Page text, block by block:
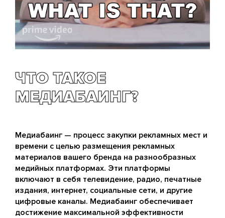
ЧТО ТАКОЕ
МЕДИАБАИНГ?
Медиабаинг — процесс закупки рекламных мест и
времени с целью размещения рекламных
материалов вашего бренда на разнообразных
медийных платформах. Эти платформы
включают в себя телевидение, радио, печатные
издания, интернет, социальные сети, и другие
цифровые каналы. Медиабаинг обеспечивает
достижение максимальной эффективности